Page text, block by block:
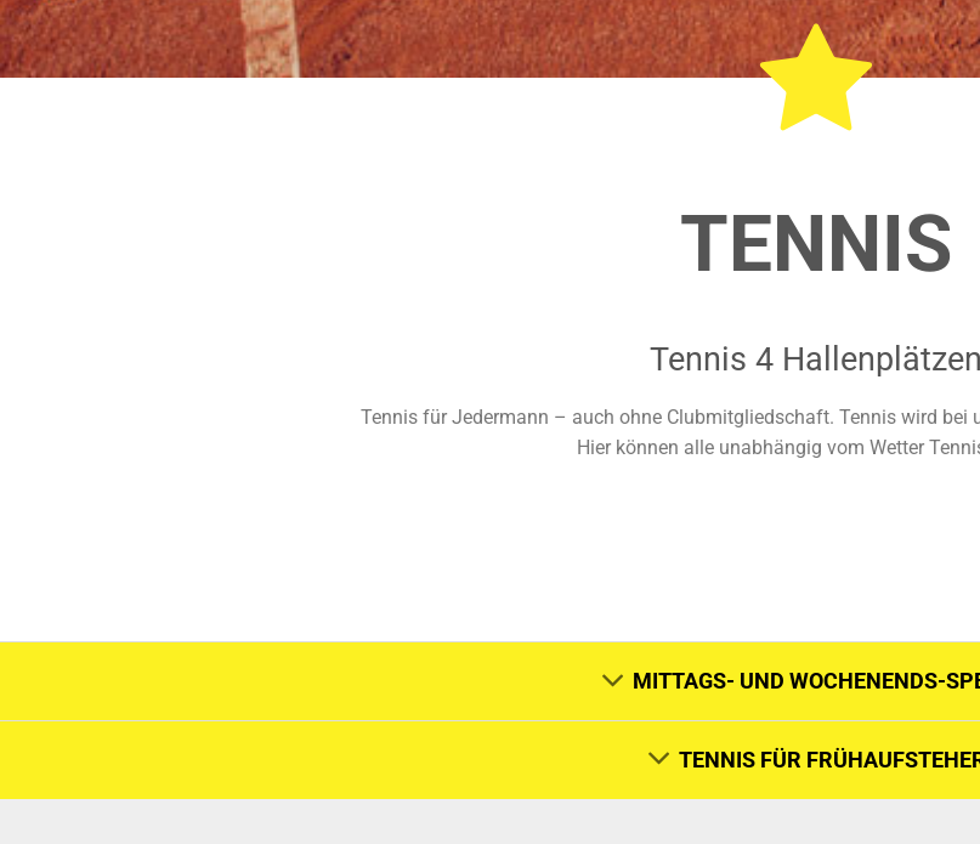
TENNIS
Tennis 4 Hallenplätzen
Tennis für Jedermann – auch ohne Clubmitgliedschaft. Tennis wird bei
Hier können alle unabhängig vom Wetter
MITTAGS- UND WOCHENENDS-
TENNIS FÜR